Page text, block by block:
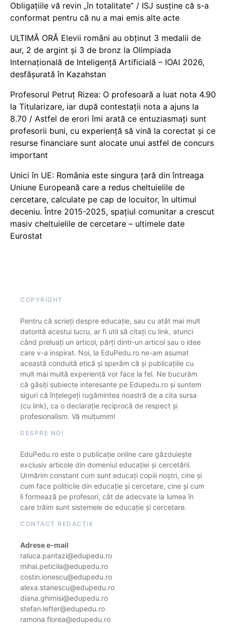
Obligațiile vă revin „în totalitate” / ISJ susține că s-a
conformat pentru că nu a mai emis alte acte
ULTIMĂ ORĂ Elevii români au obținut 3 medalii de
aur, 2 de argint și 3 de bronz la Olimpiada
Internațională de Inteligență Artificială – IOAI 2026,
desfășurată în Kazahstan
Profesorul Petruț Rizea: O profesoară a luat nota 4.90
la Titularizare, iar după contestații nota a ajuns la
8.70 / Astfel de erori îmi arată ce entuziasmați sunt
profesorii buni, cu experiență să vină la corectat și ce
resurse financiare sunt alocate unui astfel de concurs
important
Unici în UE: România este singura țară din întreaga
Uniune Europeană care a redus cheltuielile de
cercetare, calculate pe cap de locuitor, în ultimul
deceniu. Între 2015-2025, spațiul comunitar a crescut
masiv cheltuielile de cercetare – ultimele date
Eurostat
COPYRIGHT
Pentru că scrieți despre educație, sau cu atât mai mult
datorită acestui lucru, ar fi util să citați cu link, atunci
când preluați un articol, părți dintr-un articol sau o idee
care v-a inspirat. Noi, la EduPedu.ro ne-am asumat
această conduită etică și sperăm că și publicațiile cu
mult mai multă experiență vor face la fel. Ne bucurăm
că găsiți subiecte interesante pe Edupedu.ro și suntem
siguri că înțelegeți rugămintea noastră de a cita sursa
(cu link), ca o declarație reciprocă de respect și
profesionalism. Vă mulțumim!
DESPRE NOI
EduPedu.ro este o publicație online care găzduiește
exclusiv articole din domeniul educației și cercetării.
Urmărim constant cum sunt educați copiii noștri, cine și
cum face politicile din educație și cercetare, cine și cum
îi formează pe profesori, cât de adecvate la lumea în
care trăim sunt sistemele de educație și cercetare.
CONTACT REDACȚIE
Adrese e-mail
raluca.pantazi@edupedu.ro
mihai.peticila@edupedu.ro
costin.ionescu@edupedu.ro
alexa.stanescu@edupedu.ro
diana.ghimisi@edupedu.ro
stefan.lefter@edupedu.ro
ramona.florea@edupedu.ro